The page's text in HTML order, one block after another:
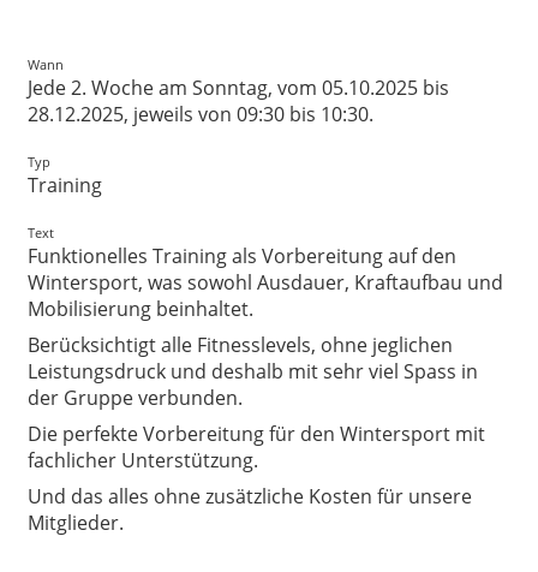
Wann
Jede 2. Woche am Sonntag, vom 05.10.2025 bis
28.12.2025, jeweils von 09:30 bis 10:30.
Typ
Training
Text
Funktionelles Training als Vorbereitung auf den
Wintersport, was sowohl Ausdauer, Kraftaufbau und
Mobilisierung beinhaltet.
Berücksichtigt alle Fitnesslevels, ohne jeglichen
Leistungsdruck und deshalb mit sehr viel Spass in
der Gruppe verbunden.
Die perfekte Vorbereitung für den Wintersport mit
fachlicher Unterstützung.
Und das alles ohne zusätzliche Kosten für unsere
Mitglieder.